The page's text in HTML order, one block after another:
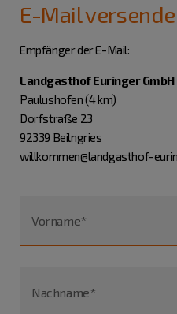
E-Mail
Empfänger der E-Mail:
Landgasthof Euringer GmbH
Paulushofen (4 km)
Dorfstraße 23
92339 Beilngries
willkommen@landgasthof-
Vorname*
Nachname*